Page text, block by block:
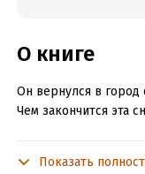
О книге
Он вернулся в город
Чем закончится эта
Подробная
Показать